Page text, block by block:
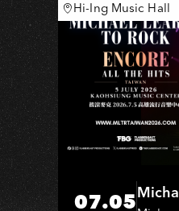
Hi-Ing Music Hall
07.05